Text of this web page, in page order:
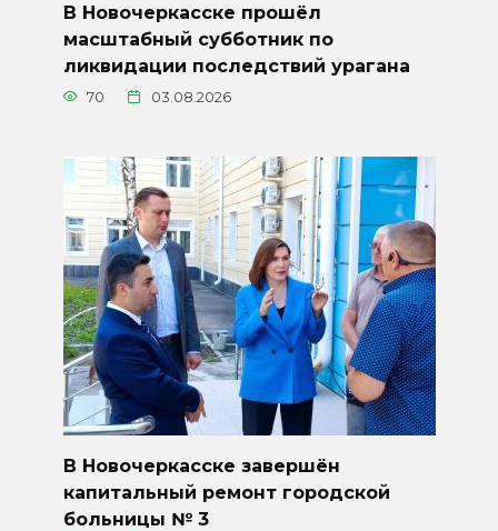
В Новочеркасске прошёл
масштабный субботник по
ликвидации последствий урагана
70 03.08.2026
В Новочеркасске завершён
капитальный ремонт городской
больницы № 3